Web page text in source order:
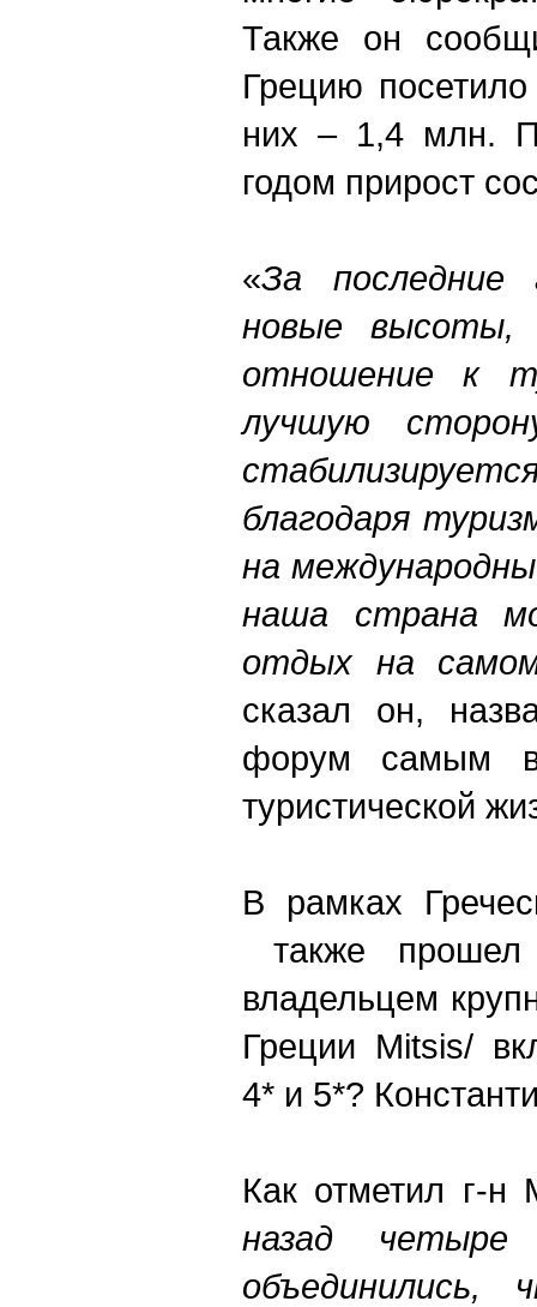
Также он
Грецию
них – 1,4 млн.
годом прирост
«За последние
новые высоты,
отношение к
лучшую
благодаря
на
наша страна
отдых на
сказал он,
форум самым
туристической
В рамках
также прошел
владельцем
Греции Mitsis/
4* и 5*?
Как отметил г-н
назад четыре
объединились,